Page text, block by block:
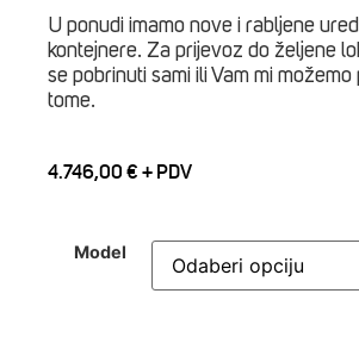
U ponudi imamo nove i rabljene
kontejnere. Za prijevoz do željene
se pobrinuti sami ili Vam mi možemo
tome.
4.746,00 €
Model